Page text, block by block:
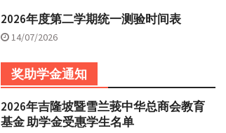
2026年度第二学期统一测验时间表
14/07/2026
奖助学金通知
2026年吉隆坡暨雪兰莪中华总商会教育
基金 助学金受惠学生名单